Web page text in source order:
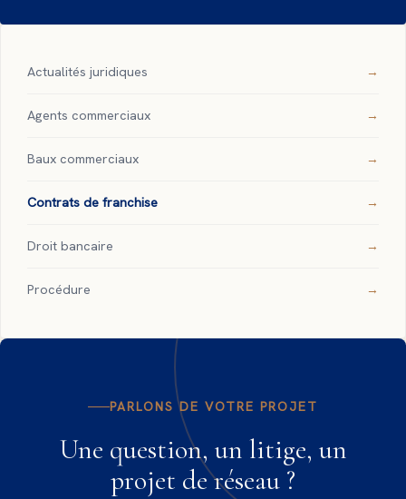
Actualités juridiques
Agents commerciaux
Baux commerciaux
Contrats de franchise
Droit bancaire
Procédure
PARLONS DE VOTRE PROJET
Une question, un litige, un
projet de réseau ?